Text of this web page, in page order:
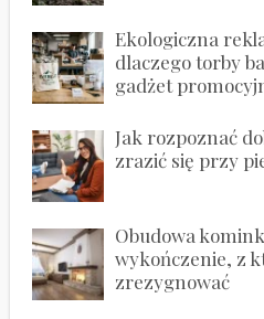
Ekologiczna
dlaczego torby
gadżet
Jak rozpoznać
zrazić się przy
Obudowa
wykończenie, z
zrezygnować